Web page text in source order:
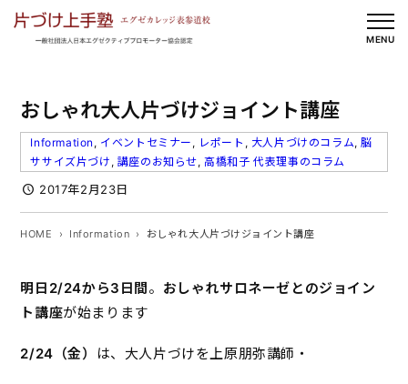
MENU
おしゃれ大人片づけジョイント講座
Information , イベントセミナー , レポート , 大人片づけのコラム, 脳
ササイズ片づけ , 講座のお知らせ, 高橋和子 代表理事のコラム
2017年2月23日
HOME Information おしゃれ大人片づけジョイント講座
明日 2/24から3 日間。 おしゃれサロネーゼとのジョイン
ト講座が始まります
2/24 （金） は、大人片づけを上原朋弥講師・